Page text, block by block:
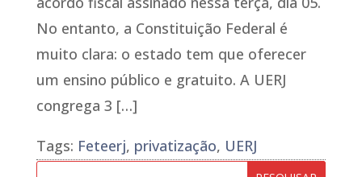
No entanto, a Constituição Federal é
muito clara: o estado tem que oferecer
um ensino público e gratuito. A UERJ
congrega 3 […]
Tags: Feteerj, privatização, UERJ